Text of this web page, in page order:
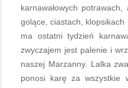
karnawałowych
golące, ciastach,
ma ostatni tydzień
zwyczajem jest palenie i
naszej Marzanny. Lalka
ponosi karę za wszystkie